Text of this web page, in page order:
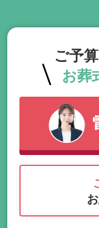
ご予
お葬